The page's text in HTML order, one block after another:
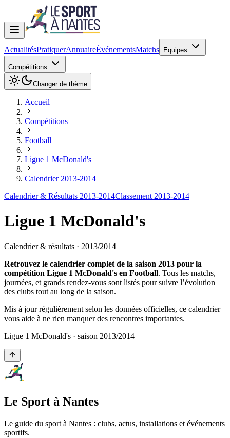
ActualitésPratiquerAnnuaireÉvénementsMatchs Equipes
Compétitions
Changer de thème
Accueil
Compétitions
Football
Ligue 1 McDonald's
Calendrier 2013-2014
Calendrier & Résultats 2013-2014Classement 2013-2014
Ligue 1 McDonald's
Calendrier & résultats · 2013/2014
Retrouvez le calendrier complet de la saison 2013 pour la
compétition Ligue 1 McDonald's en Football. Tous les matchs,
journées, et grands rendez-vous sont listés pour suivre l’évolution
des clubs tout au long de la saison.
Mis à jour régulièrement selon les données officielles, ce calendrier
vous aide à ne rien manquer des rencontres importantes.
Ligue 1 McDonald's · saison 2013/2014
Le Sport à Nantes
Le guide du sport à Nantes : clubs, actus, installations et événements
sportifs.